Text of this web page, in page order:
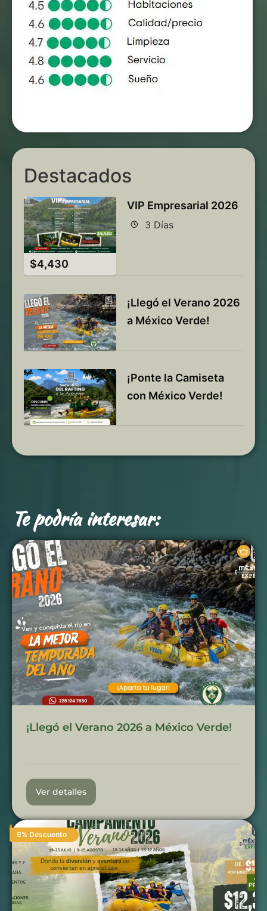
Destacados
$4,430
VIP Empresarial 2026
3 Días
¡Llegó el Verano 2026
a México Verde!
¡Ponte la Camiseta
con México Verde!
Te podría interesar:
¡Llegó el Verano 2026 a México Verde!
Ver detalles
9% Descuento